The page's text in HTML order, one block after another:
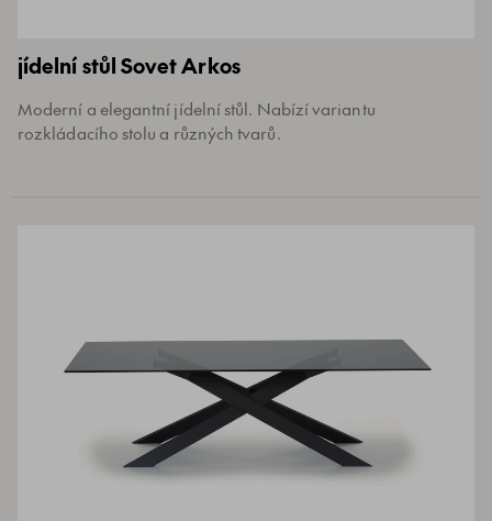
jídelní stůl Sovet Arkos
Moderní a elegantní jídelní stůl. Nabízí variantu
rozkládacího stolu a různých tvarů.